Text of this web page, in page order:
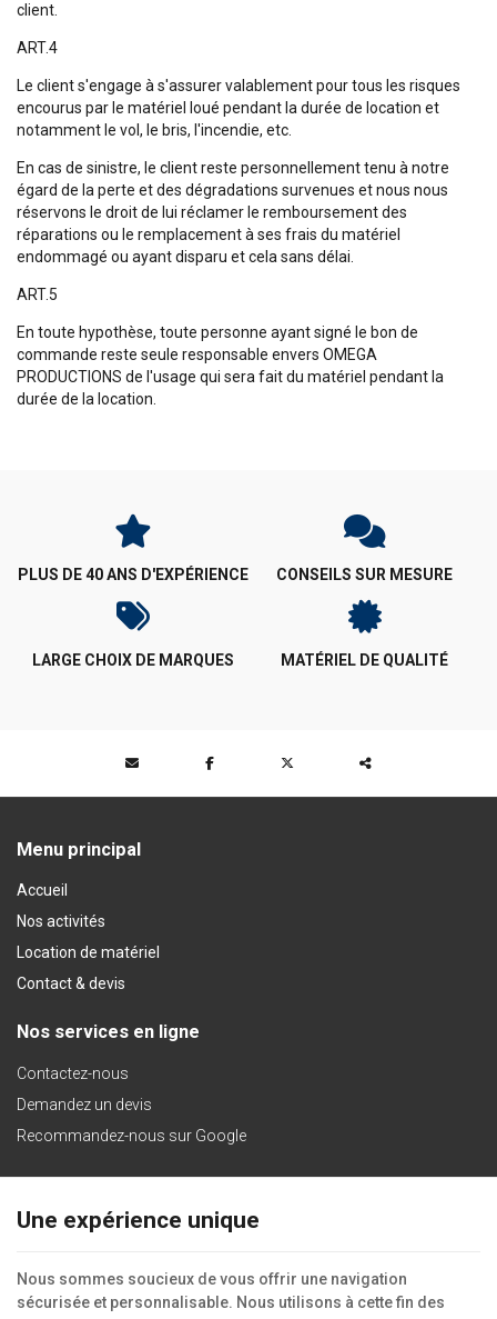
client.
ART.4
Le client s'engage à s'assurer valablement pour tous les risques
encourus par le matériel loué pendant la durée de location et
notamment le vol, le bris, l'incendie, etc.
En cas de sinistre, le client reste personnellement tenu à notre
égard de la perte et des dégradations survenues et nous nous
réservons le droit de lui réclamer le remboursement des
réparations ou le remplacement à ses frais du matériel
endommagé ou ayant disparu et cela sans délai.
ART.5
En toute hypothèse, toute personne ayant signé le bon de
commande reste seule responsable envers OMEGA
PRODUCTIONS de l'usage qui sera fait du matériel pendant la
durée de la location.
PLUS DE 40 ANS D'EXPÉRIENCE CONSEILS SUR MESURE
LARGE CHOIX DE MARQUES MATÉRIEL DE QUALITÉ
Partager
Une expérience unique
Nous sommes soucieux de vous offrir une navigation
sécurisée et personnalisable. Nous utilisons à cette fin des
Menu principal
Accueil
Nos activités
Location de matériel
Contact & devis
Nos services en ligne
Contactez-nous
Demandez un devis
Recommandez-nous sur Google
Ce site internet utilise des cookies pour améliorer
l'expérience utilisateur.